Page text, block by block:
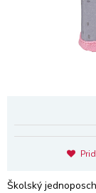
Školský